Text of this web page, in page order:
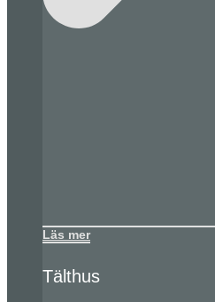
Läs mer
Tälthus